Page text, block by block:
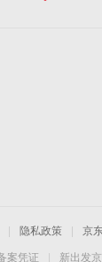
隐私政策 京
案凭证 新出发